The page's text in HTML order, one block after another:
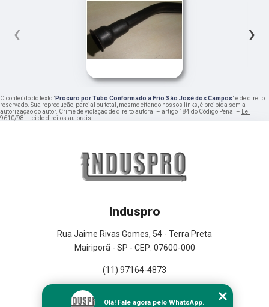
‹ ›
O conteúdo do texto "Procuro por Tubo Conformado a Frio São José dos Campos" é de direito
reservado. Sua reprodução, parcial ou total, mesmo citando nossos links, é proibida sem a
autorização do autor. Crime de violação de direito autoral – artigo 184 do Código Penal – Lei
9610/98 - Lei de direitos autorais.
Induspro
Rua Jaime Rivas Gomes, 54 - Terra Preta
Mairiporã - SP - CEP: 07600-000
(11) 97164-4873
Olá! Fale agora pelo WhatsApp.